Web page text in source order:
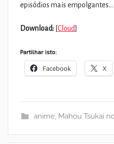
episódios mais empolgantes…
Download: [Cloud]
Partilhar isto:
Facebook X
anime, Mahou Tsukai